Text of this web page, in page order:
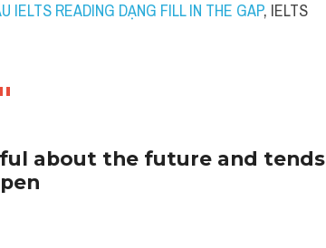
IELTS READING DẠNG FILL IN THE GAP, IELTS
about the future and tends